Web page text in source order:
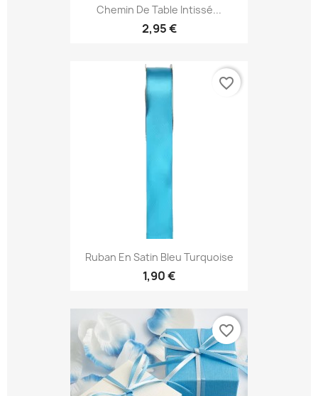
Chemin De Table Intissé...
2,95 €
Ruban En Satin Bleu Turquoise
1,90 €
favorite_border
favorite_border